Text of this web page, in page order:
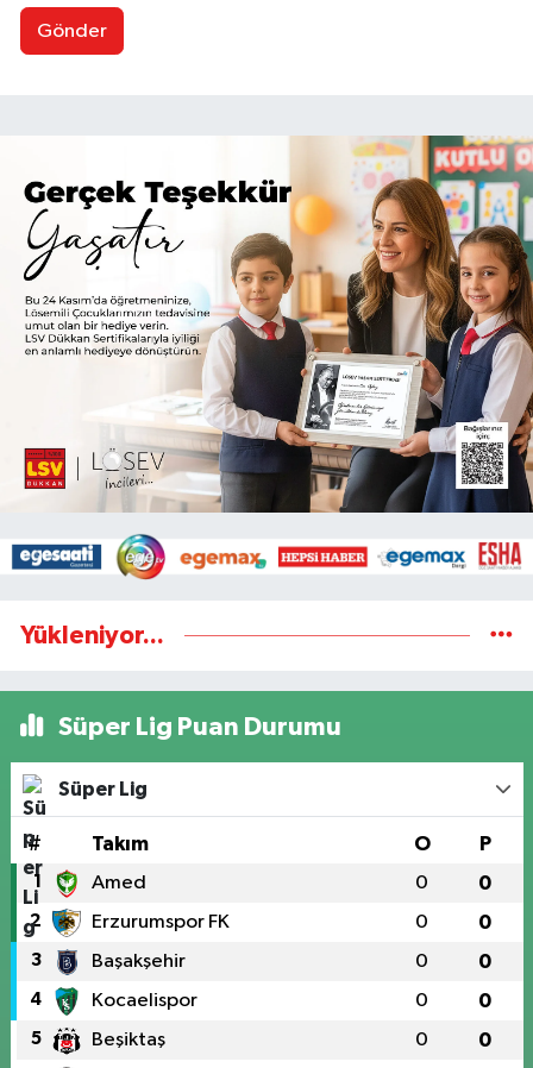
Gönder
Yükleniyor...
Süper Lig Puan Durumu
Süper Lig
# Takım O P
1 Amed 0 0
2 Erzurumspor FK 0 0
3 Başakşehir 0 0
4 Kocaelispor 0 0
5 Beşiktaş 0 0